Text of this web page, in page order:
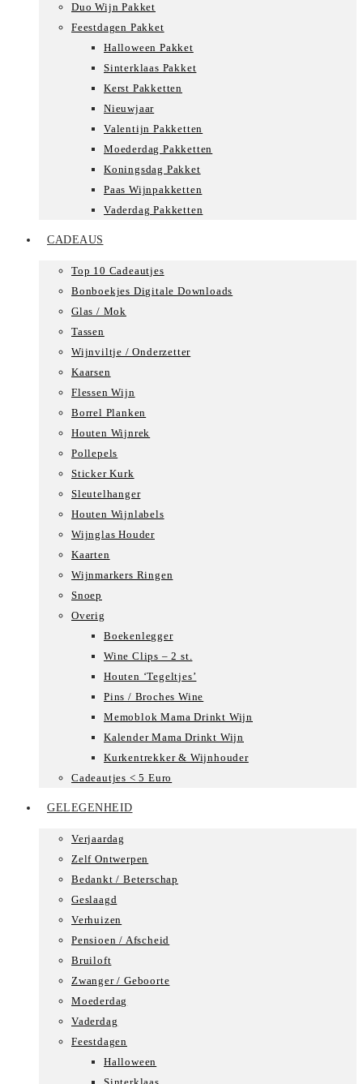
Duo Wijn Pakket
Feestdagen Pakket
Halloween Pakket
Sinterklaas Pakket
Kerst Pakketten
Nieuwjaar
Valentijn Pakketten
Moederdag Pakketten
Koningsdag Pakket
Paas Wijnpakketten
Vaderdag Pakketten
CADEAUS
Top 10 Cadeautjes
Bonboekjes Digitale Downloads
Glas / Mok
Tassen
Wijnviltje / Onderzetter
Kaarsen
Flessen Wijn
Borrel Planken
Houten Wijnrek
Pollepels
Sticker Kurk
Sleutelhanger
Houten Wijnlabels
Wijnglas Houder
Kaarten
Wijnmarkers Ringen
Snoep
Overig
Boekenlegger
Wine Clips – 2 st.
Houten ‘Tegeltjes’
Pins / Broches Wine
Memoblok Mama Drinkt Wijn
Kalender Mama Drinkt Wijn
Kurkentrekker & Wijnhouder
Cadeautjes < 5 Euro
GELEGENHEID
Verjaardag
Zelf Ontwerpen
Bedankt / Beterschap
Geslaagd
Verhuizen
Pensioen / Afscheid
Bruiloft
Zwanger / Geboorte
Moederdag
Vaderdag
Feestdagen
Halloween